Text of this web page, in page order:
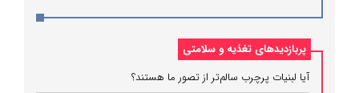
پربازدیدهای تغذیه و سلامتی
آیا لبنیات پرچرب سالم‌تر از تصور ما هستند؟